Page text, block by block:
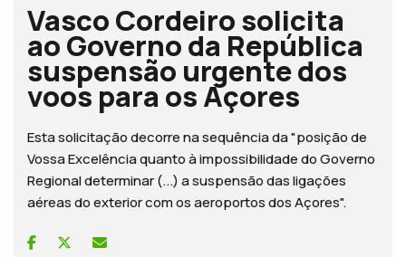
Vasco Cordeiro solicita
ao Governo da República
suspensão urgente dos
voos para os Açores
Esta solicitação decorre na sequência da "posição de
Vossa Excelência quanto à impossibilidade do Governo
Regional determinar (...) a suspensão das ligações
aéreas do exterior com os aeroportos dos Açores".